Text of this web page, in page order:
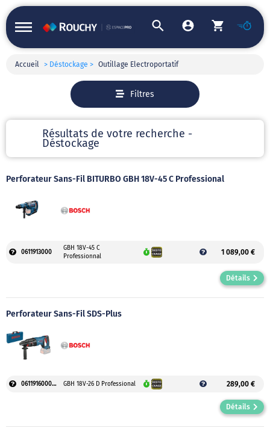
Accueil > Déstockage > Outillage Electroportatif
Filtres
Résultats de votre recherche -
Déstockage
Perforateur Sans-Fil BITURBO GBH 18V-45 C Professional
0611913000
GBH 18V-45 C
Professionnal
1 089,00 €
Détails
Perforateur Sans-Fil SDS-Plus
0611916000++ GBH 18V-26 D Professional 289,00 €
Détails